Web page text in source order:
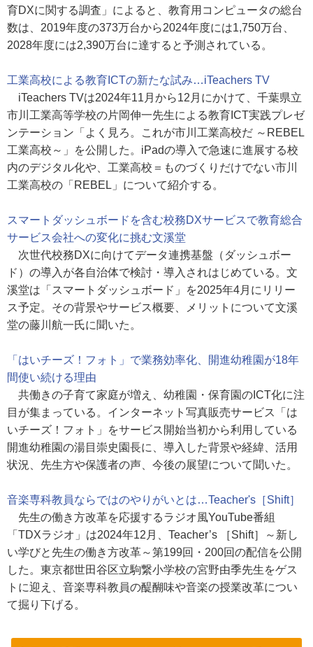
育DXに関する調査」によると、教育用コンピュータの総台
数は、2019年度の373万台から2024年度には1,750万台、
2028年度には2,390万台に達すると予測されている。
工業高校による教育ICTの新たな試み…iTeachers TV
iTeachers TVは2024年11月から12月にかけて、千葉県立
市川工業高等学校の片岡伸一先生による教育ICT実践プレゼ
ンテーション「よく見ろ。これが市川工業高校だ ～REBEL
工業高校～」を公開した。iPadの導入で急速に進展する校
内のデジタル化や、工業高校＝ものづくりだけでない市川
工業高校の「REBEL」について紹介する。
スマートダッシュボードを含む校務DXサービスで教育総合
サービス会社への変化に挑む文溪堂
次世代校務DXに向けてデータ連携基盤（ダッシュボー
ド）の導入が各自治体で検討・導入されはじめている。文
溪堂は「スマートダッシュボード」を2025年4月にリリー
ス予定。その背景やサービス概要、メリットについて文溪
堂の藤川航一氏に聞いた。
「はいチーズ！フォト」で業務効率化、開進幼稚園が18年
間使い続ける理由
共働きの子育て家庭が増え、幼稚園・保育園のICT化に注
目が集まっている。インターネット写真販売サービス「は
いチーズ！フォト」をサービス開始当初から利用している
開進幼稚園の湯目崇史園長に、導入した背景や経緯、活用
状況、先生方や保護者の声、今後の展望について聞いた。
音楽専科教員ならではのやりがいとは…Teacher's［Shift］
先生の働き方改革を応援するラジオ風YouTube番組
「TDXラジオ」は2024年12月、Teacher’s ［Shift］～新し
い学びと先生の働き方改革～第199回・200回の配信を公開
した。東京都世田谷区立駒繋小学校の宮野由季先生をゲス
トに迎え、音楽専科教員の醍醐味や音楽の授業改革につい
て掘り下げる。